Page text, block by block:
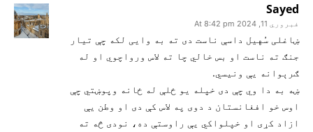
Sayed
فبروري 11, 2024 At 8:42 pm
ښاغلی سُهيل داسې ناست دی ته به وايی لکه چې تيار
جنګ ته ناست او بس خالي چا ته لاس ورواچوي او له
ګرېوانه يې ونيسي.
ښه به دا وي چې دی خپله يو ځلې له ځانه وپوښتي چې
اوس خو افغانستان د دوی په لاس کې دی او وطن يې
ازاد کړی او خپلواکي يې راوستې ده، نودی څه ته